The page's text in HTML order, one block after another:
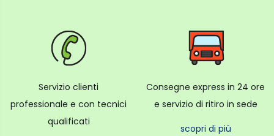
Servizio clienti
professionale e con tecnici
qualificati
Consegne express in 24 ore
e servizio di ritiro in sede
scopri di più